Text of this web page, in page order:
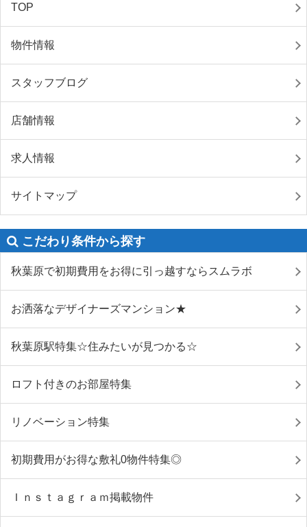
TOP
物件情報
スタッフブログ
店舗情報
求人情報
サイトマップ
こだわり条件から探す
秋葉原で初期費用をお得に引っ越すならスムラボ
お洒落なデザイナーズマンション★
秋葉原駅特集☆住みたいが見つかる☆
ロフト付きのお部屋特集
リノベーション特集
初期費用がお得な敷礼0物件特集◎
Ｉｎｓｔａｇｒａｍ掲載物件